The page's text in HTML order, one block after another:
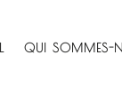
QUI SOMMES-